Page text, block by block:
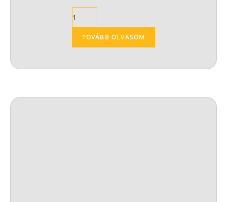
TOVÁBB OLVASOM